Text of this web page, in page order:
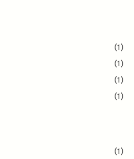
(1)
(1)
(1)
(1)
(1)